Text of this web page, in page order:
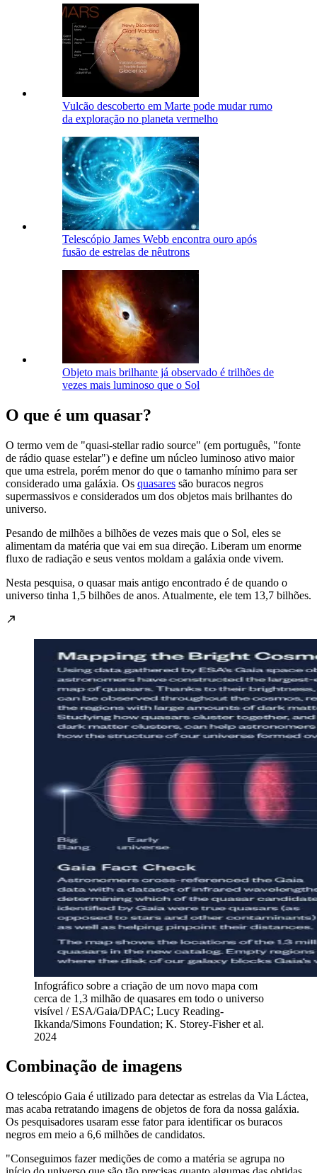
Vulcão descoberto em Marte pode mudar rumo
da exploração no planeta vermelho
Telescópio James Webb encontra ouro após
fusão de estrelas de nêutrons
Objeto mais brilhante já observado é trilhões de
vezes mais luminoso que o Sol
O que é um quasar?
O termo vem de "quasi-stellar radio source" (em português, "fonte
de rádio quase estelar") e define um núcleo luminoso ativo maior
que uma estrela, porém menor do que o tamanho mínimo para ser
considerado uma galáxia. Os quasares são buracos negros
supermassivos e considerados um dos objetos mais brilhantes do
universo.
Pesando de milhões a bilhões de vezes mais que o Sol, eles se
alimentam da matéria que vai em sua direção. Liberam um enorme
fluxo de radiação e seus ventos moldam a galáxia onde vivem.
Nesta pesquisa, o quasar mais antigo encontrado é de quando o
universo tinha 1,5 bilhões de anos. Atualmente, ele tem 13,7 bilhões.
Infográfico sobre a criação de um novo mapa com
cerca de 1,3 milhão de quasares em todo o universo
visível / ESA/Gaia/DPAC; Lucy Reading-
Ikkanda/Simons Foundation; K. Storey-Fisher et al.
2024
Combinação de imagens
O telescópio Gaia é utilizado para detectar as estrelas da Via Láctea,
mas acaba retratando imagens de objetos de fora da nossa galáxia.
Os pesquisadores usaram esse fator para identificar os buracos
negros em meio a 6,6 milhões de candidatos.
"Conseguimos fazer medições de como a matéria se agrupa no